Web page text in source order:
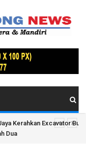
Tuding Visum Rekayasa,